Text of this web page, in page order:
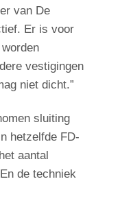
van De
Er is voor
vestigingen
niet dicht.”
sluiting
hetzelfde FD-
aantal
de techniek